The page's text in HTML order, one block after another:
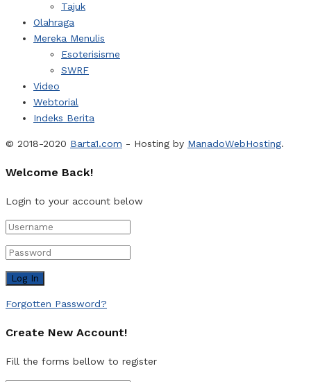
Tajuk
Olahraga
Mereka Menulis
Esoterisisme
SWRF
Video
Webtorial
Indeks Berita
© 2018-2020 Barta1.com - Hosting by ManadoWebHosting.
Welcome Back!
Login to your account below
Forgotten Password?
Create New Account!
Fill the forms bellow to register